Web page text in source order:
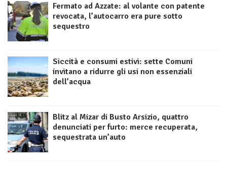
Fermato ad Azzate: al volante con patente
revocata, l’autocarro era pure sotto
sequestro
Siccità e consumi estivi: sette Comuni
invitano a ridurre gli usi non essenziali
dell’acqua
Blitz al Mizar di Busto Arsizio, quattro
denunciati per furto: merce recuperata,
sequestrata un’auto